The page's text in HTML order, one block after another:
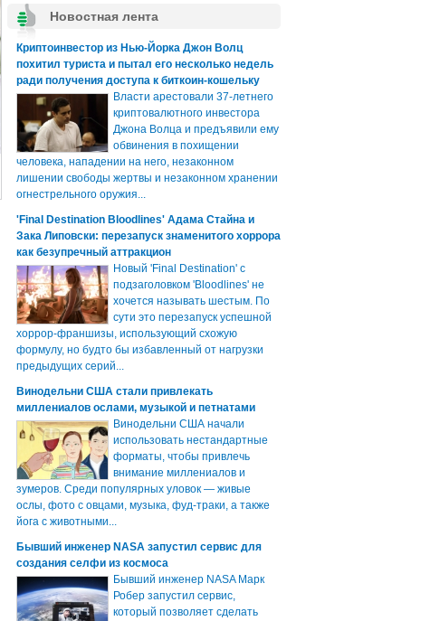
Новостная лента
Криптоинвестор из Нью-Йорка Джон Волц
похитил туриста и пытал его несколько недель
ради получения доступа к биткоин-кошельку
Власти арестовали 37-летнего
криптовалютного инвестора
Джона Волца и предъявили ему
обвинения в похищении
человека, нападении на него, незаконном
лишении свободы жертвы и незаконном хранении
огнестрельного оружия...
'Final Destination Bloodlines' Адама Стайна и
Зака Липовски: перезапуск знаменитого хоррора
как безупречный аттракцион
Новый 'Final Destination' с
подзаголовком 'Bloodlines' не
хочется называть шестым. По
сути это перезапуск успешной
хоррор-франшизы, использующий схожую
формулу, но будто бы избавленный от нагрузки
предыдущих серий...
Винодельни США стали привлекать
миллениалов ослами, музыкой и петнатами
Винодельни США начали
использовать нестандартные
форматы, чтобы привлечь
внимание миллениалов и
зумеров. Среди популярных уловок — живые
ослы, фото с овцами, музыка, фуд-траки, а также
йога с животными...
Бывший инженер NASA запустил сервис для
создания селфи из космоса
Бывший инженер NASA Марк
Робер запустил сервис,
который позволяет сделать